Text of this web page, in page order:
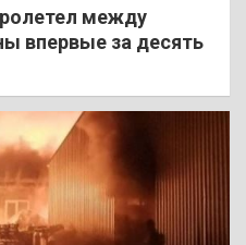
между
впервые за десять